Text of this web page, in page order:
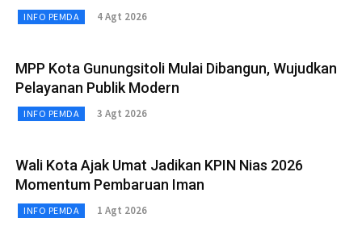
INFO PEMDA 4 Agt 2026
MPP Kota Gunungsitoli Mulai Dibangun, Wujudkan
Pelayanan Publik Modern
INFO PEMDA 3 Agt 2026
Wali Kota Ajak Umat Jadikan KPIN Nias 2026
Momentum Pembaruan Iman
INFO PEMDA 1 Agt 2026